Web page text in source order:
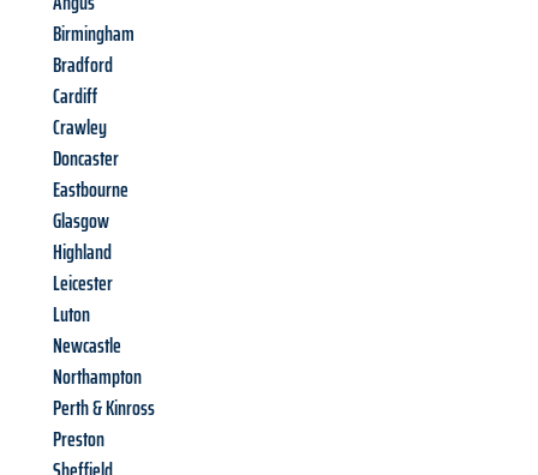
Birmingham
Bradford
Cardiff
Crawley
Doncaster
Eastbourne
Glasgow
Highland
Leicester
Luton
Newcastle
Northampton
Perth & Kinross
Preston